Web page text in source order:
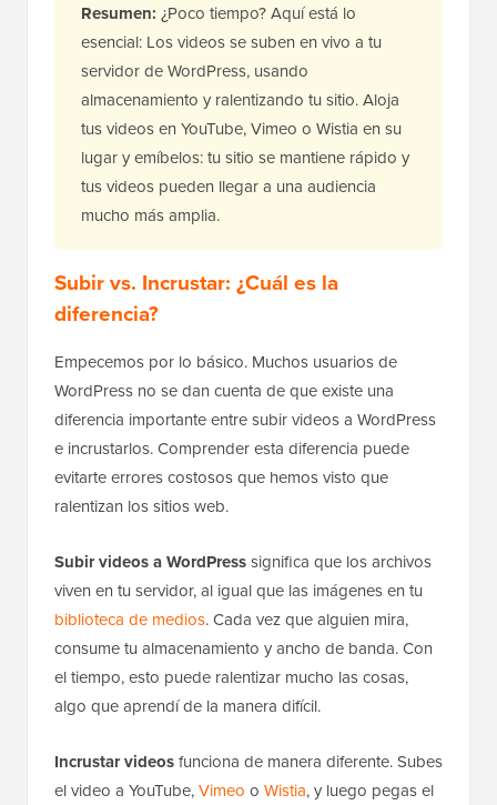
Resumen: ¿Poco tiempo? Aquí está lo
esencial: Los videos se suben en vivo a tu
servidor de WordPress, usando
almacenamiento y ralentizando tu sitio. Aloja
tus videos en YouTube, Vimeo o Wistia en su
lugar y emíbelos: tu sitio se mantiene rápido y
tus videos pueden llegar a una audiencia
mucho más amplia.
Subir vs. Incrustar: ¿Cuál es la
diferencia?
Empecemos por lo básico. Muchos usuarios de
WordPress no se dan cuenta de que existe una
diferencia importante entre subir videos a WordPress
e incrustarlos. Comprender esta diferencia puede
evitarte errores costosos que hemos visto que
ralentizan los sitios web.
Subir videos a WordPresssignifica que los archivos
viven en tu servidor, al igual que las imágenes en tu
biblioteca de medios. Cada vez que alguien mira,
consume tu almacenamiento y ancho de banda. Con
el tiempo, esto puede ralentizar mucho las cosas,
algo que aprendí de la manera difícil.
Incrustar videosfunciona de manera diferente. Subes
el video a YouTube,Vimeo o Wistia, y luego pegas el